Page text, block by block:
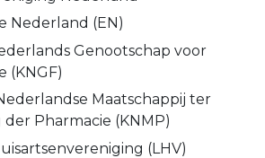
Nederland (EN)
Genootschap voor
(KNGF)
Maatschappij ter
Pharmacie (KNMP)
(LHV)